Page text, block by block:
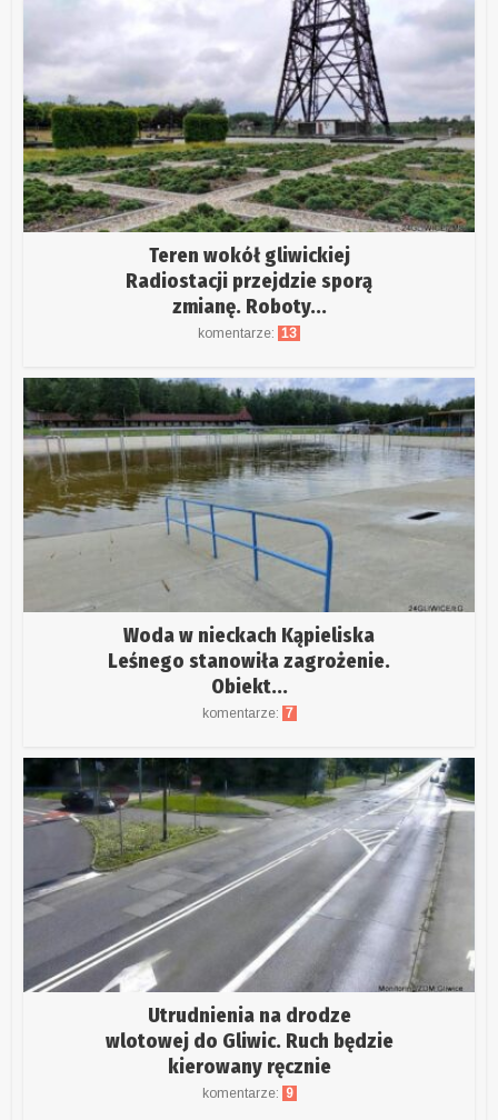
Teren wokół gliwickiej
Radiostacji przejdzie sporą
zmianę. Roboty...
komentarze: 13
Woda w nieckach Kąpieliska
Leśnego stanowiła zagrożenie.
Obiekt...
komentarze: 7
Utrudnienia na drodze
wlotowej do Gliwic. Ruch będzie
kierowany ręcznie
komentarze: 9